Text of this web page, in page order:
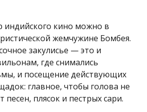
индийского кино можно в
жемчужине Бомбея.
закулисье — это и
где снимались
и посещение действующих
главное, чтобы голова не
песен, плясок и пестрых сари.